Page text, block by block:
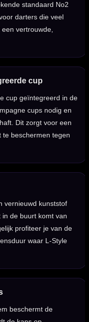
standaard No2
darters die veel
vertrouwde,
cup
cup geïntegreerd in de
cups nodig en
Dit zorgt voor een
te beschermen tegen
vernieuwd kunststof
de buurt komt van
profiteer je van de
waar L-Style
beschermt de